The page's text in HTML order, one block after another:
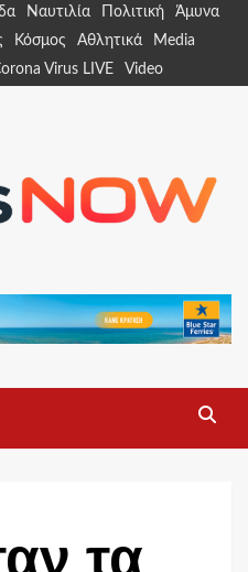
Ναυτιλία Πολιτική
Άμυνα
Κόσμος Αθλητικά
Media
Virus LIVE Video
τα